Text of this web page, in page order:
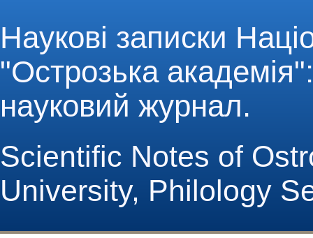
Наукові записки
"Острозька
науковий журнал.
Scientific Notes of
University, Philology